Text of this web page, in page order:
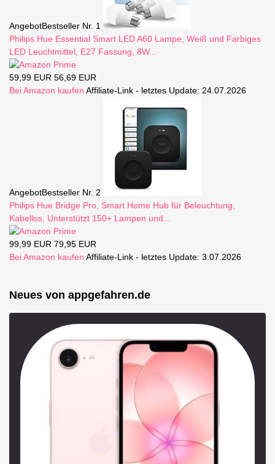
AngebotBestseller Nr. 1
Philips Hue Essential Smart LED A60 Lampe, Weiß und Farbiges
LED Leuchtmittel, E27 Fassung, 8W...
59,99 EUR 56,69 EUR
Bei Amazon kaufen Affiliate-Link - letztes Update: 24.07.2026
AngebotBestseller Nr. 2
Philips Hue Bridge Pro, Smart Home Hub für Beleuchtung,
Kabellos, Unterstützt 150+ Lampen und...
99,99 EUR 79,95 EUR
Bei Amazon kaufen Affiliate-Link - letztes Update: 3.07.2026
Neues von appgefahren.de